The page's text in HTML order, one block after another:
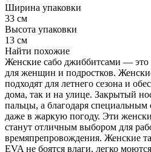
Ширина упаковки
33 см
Высота упаковки
13 см
Найти похожие
Женские сабо джиббитсами — это
для женщин и подростков.
подходят для летнего сезона и
дома, так и на улице. Закрытый
пальцы, а благодаря
даже в жаркую погоду. Эти
станут отличным выбором для
времяпрепровождения. Женские
EVA не боятся влаги, легко